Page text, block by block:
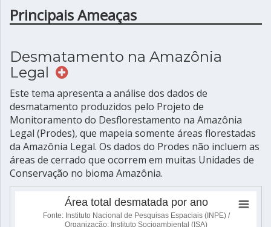
Principais Ameaças
Desmatamento na Amazônia
Legal
Este tema apresenta a análise dos dados de
desmatamento produzidos pelo Projeto de
Monitoramento do Desflorestamento na Amazônia
Legal (Prodes), que mapeia somente áreas florestadas
da Amazônia Legal. Os dados do Prodes não incluem as
áreas de cerrado que ocorrem em muitas Unidades de
Conservação no bioma Amazônia.